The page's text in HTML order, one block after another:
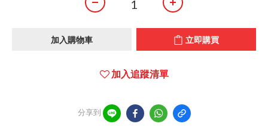
加入購物車 立即購買
加入追蹤清單
分享到